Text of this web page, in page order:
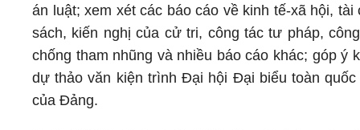
án luật; xem xét các báo cáo về kinh tế-xã hội, tài
sách, kiến nghị của cử tri, công tác tư pháp,
chống tham nhũng và nhiều báo cáo khác; góp ý
dự thảo văn kiện trình Đại hội Đại biểu toàn
của Đảng.